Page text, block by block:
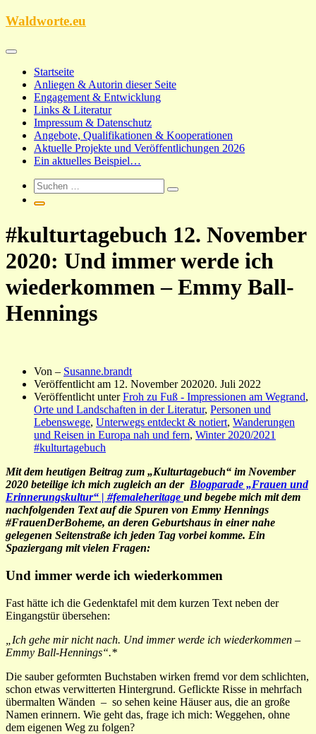
Zum
Waldworte.eu
Startseite
Anliegen & Autorin dieser Seite
Engagement & Entwicklung
Links & Literatur
Impressum & Datenschutz
Angebote, Qualifikationen & Kooperationen
Aktuelle Projekte und Veröffentlichungen 2026
Ein aktuelles Beispiel…
#kulturtagebuch 12. November
2020: Und immer werde ich
wiederkommen – Emmy Ball-
Hennings
Von – Susanne.brandt
Veröffentlicht am 12. November 202020. Juli 2022
Veröffentlicht unterFroh zu Fuß - Impressionen am Wegrand,
Orte und Landschaften in der Literatur, Personen und
Lebenswege, Unterwegs entdeckt & notiert, Wanderungen
und Reisen in Europa nah und fern, Winter 2020/2021
#kulturtagebuch
Mit dem heutigen Beitrag zum „Kulturtagebuch“ im November
2020 beteilige ich mich zugleich an der Blogparade „Frauen und
Erinnerungskultur“ | #femaleheritage und begebe mich mit dem
nachfolgenden Text auf die Spuren von Emmy Hennings
#FrauenDerBoheme, an deren Geburtshaus in einer nahe
gelegenen Seitenstraße ich jeden Tag vorbei komme. Ein
Spaziergang mit vielen Fragen:
Und immer werde ich wiederkommen
Fast hätte ich die Gedenktafel mit dem kurzen Text neben der
Eingangstür übersehen:
„Ich gehe mir nicht nach. Und immer werde ich wiederkommen –
Emmy Ball-Hennings“.*
Die sauber geformten Buchstaben wirken fremd vor dem schlichten,
schon etwas verwitterten Hintergrund. Geflickte Risse in mehrfach
übermalten Wänden – so sehen keine Häuser aus, die an große
Namen erinnern. Wie geht das, frage ich mich: Weggehen, ohne
dem eigenen Weg zu folgen?